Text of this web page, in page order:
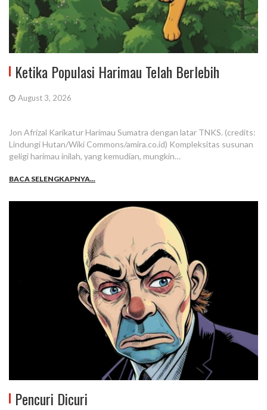
Ketika Populasi Harimau Telah Berlebih
August 3, 2026
Jon Afrizal Karikatur Harimau Sumatra dengan latar TNKS. (credits:
Lindungi Hutan/Wiki Commons/amira.co.id) Kompleksitas susunan
geligi harimau inilah, yang kemudian, mungkin…
BACA SELENGKAPNYA...
Pencuri Dicuri